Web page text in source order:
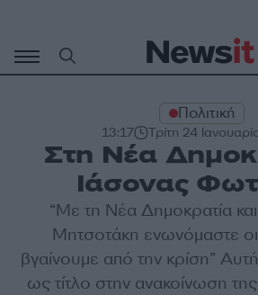
περιεχόμενο
Πολιτική
13:17 Τρίτη 24
Στη Νέα
Ιάσονας
“Με τη Νέα Δημοκρατία
Μητσοτάκη ενωνόμαστε οι
βγαίνουμε από την κρίση”
ως τίτλο στην ανακοίνωση